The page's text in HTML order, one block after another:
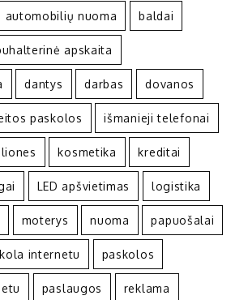
automobilių nuoma baldai
apskaita
dantys darbas dovanos
paskolos išmanieji telefonai
kosmetika kreditai
LED apšvietimas logistika
moterys nuoma papuošalai
internetu paskolos
paslaugos reklama